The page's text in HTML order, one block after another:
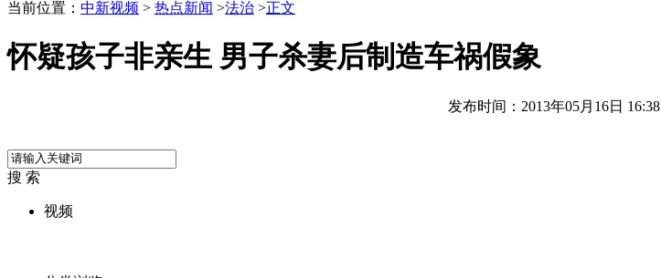
当前位置： 中新视频 > 热点新闻 >法治 >正文
怀疑孩子非亲生 男子杀妻后制造车祸假象
发布时间：2013年05月16日 16:38
搜 索
视频